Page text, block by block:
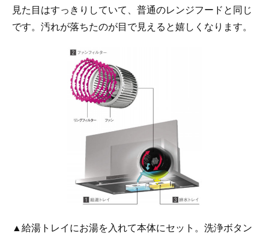
見た目はすっきりしていて、普通のレンジフードと同じ
です。汚れが落ちたのが目で見えると嬉しくなります。
▲給湯トレイにお湯を入れて本体にセット。洗浄ボタン